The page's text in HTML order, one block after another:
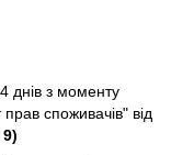
днів з моменту
споживачів" від